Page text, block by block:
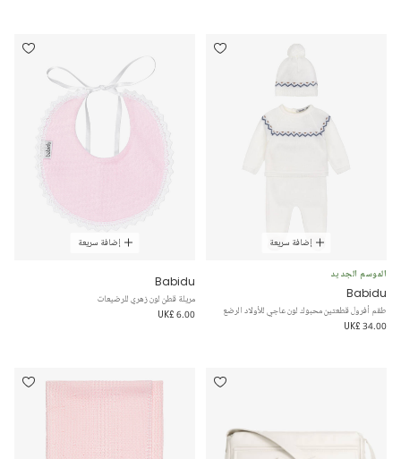
إضافة سريعة
الموسم الجديد
Babidu
طقم أفرول قطعتين محبوك لون عاجي للأولاد الرضع
UK£ 34.00
إضافة سريعة
Babidu
مريلة قطن لون زهري للرضيعات
UK£ 6.00